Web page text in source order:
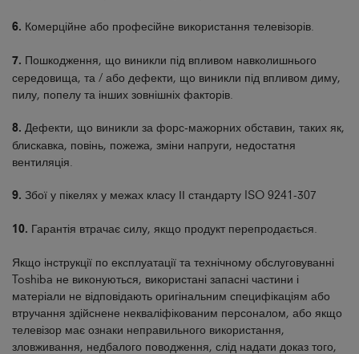
6. Комерційне або професійне використання телевізорів.
7. Пошкодження, що виникли під впливом навколишнього
середовища, та / або дефекти, що виникли під впливом диму,
пилу, попелу та інших зовнішніх факторів.
8. Дефекти, що виникли за форс-мажорних обставин, таких як,
блискавка, повінь, пожежа, зміни напруги, недостатня
вентиляція.
9. Збої у пікелях у межах класу ІІ стандарту ISO 9241-307
10. Гарантія втрачає силу, якщо продукт перепродається.
Якщо інструкції по експлуатації та технічному обслуговуванні
Toshiba не виконуються, використані запасні частини і
матеріали не відповідають оригінальним специфікаціям або
втручання здійснене некваліфікованим персоналом, або якщо
телевізор має ознаки неправильного використання,
зловживання, недбалого поводження, слід надати доказ того,